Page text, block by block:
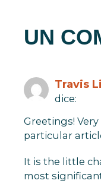
UN
Travis
dice:
Greetings!
particular
It is the little
most